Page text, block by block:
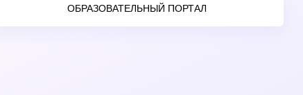
ОБРАЗОВАТЕЛЬНЫЙ ПОРТАЛ